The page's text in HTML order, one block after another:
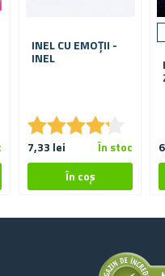
INEL CU EMOȚII -
INEL
★★★★★
★★★★★
7,33 lei În stoc